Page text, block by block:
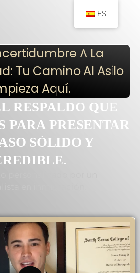
A La
Tu Camino Al Asilo
Aquí.
RESPALDO QUE
PARA PRESENTAR
SÓLIDO Y
personalizado por un
en inmigración.
ES